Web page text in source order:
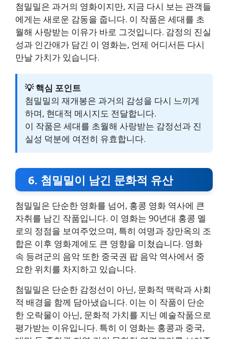
첨밀밀은 과거의 영화이지만, 지금 다시 보는 관객들
에게는 새로운 감동을 줍니다. 이 작품은 세대를 초
월해 사랑받는 이유가 바로 그것입니다. 감정의 진실
성과 인간애가 담긴 이 영화는, 언제 어디서든 다시
만날 가치가 있습니다.
💡 핵심 포인트
첨밀밀의 재개봉은 과거의 감성을 다시 느끼게
하며, 현대적 메시지도 전달합니다.
이 작품은 세대를 초월해 사랑받는 감정선과 진
실성 덕분에 여전히 유효합니다.
6. 첨밀밀이 남긴 문화적 유산
첨밀밀은 단순한 영화를 넘어, 홍콩 영화 역사에 큰
자취를 남긴 작품입니다. 이 영화는 90년대 홍콩 멜
로의 정점을 보여주었으며, 특히 여명과 장만옥의 조
합은 이후 영화계에도 큰 영향을 미쳤습니다. 영화
속 등려군의 음악 또한 중국권 팝 음악 역사에서 중
요한 위치를 차지하고 있습니다.
첨밀밀은 단순한 감정선이 아닌, 문화적 맥락과 사회
적 배경을 함께 담아냈습니다. 이는 이 작품이 단순
한 오락물이 아닌, 문화적 가치를 지닌 예술작품으로
평가받는 이유입니다. 특히 이 영화는 홍콩과 중국,